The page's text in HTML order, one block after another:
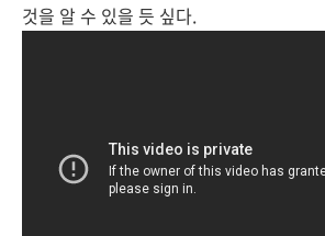
것을 알 수 있을 듯 싶다.